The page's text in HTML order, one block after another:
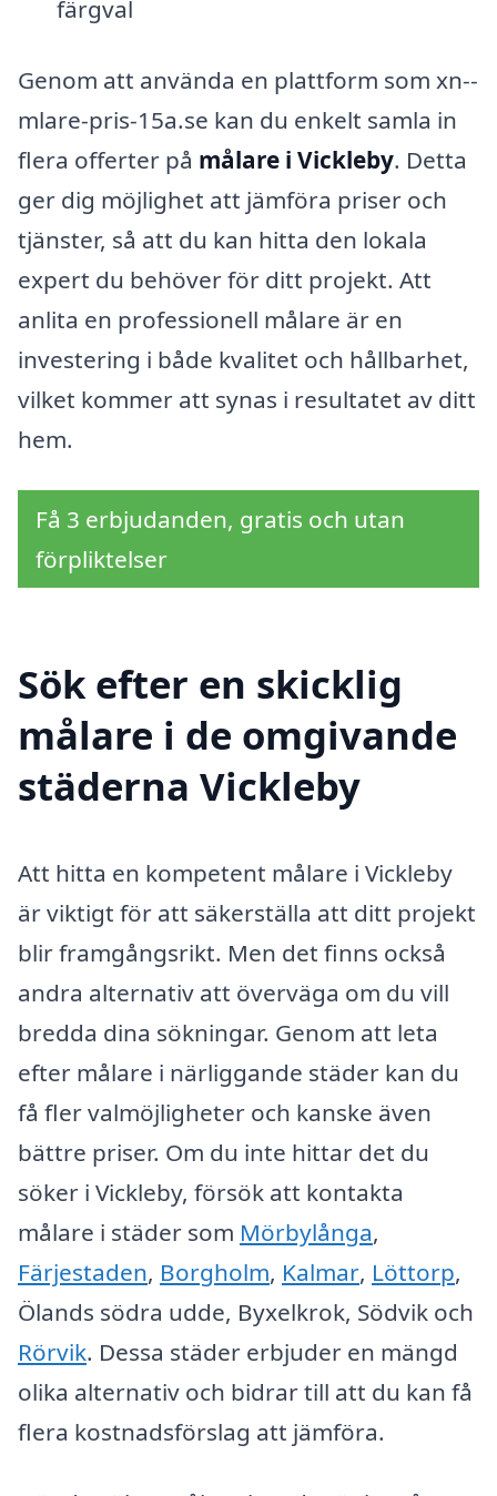
färgval
Genom att använda en plattform som xn--
mlare-pris-15a.se kan du enkelt samla in
flera offerter på målare i Vickleby. Detta
ger dig möjlighet att jämföra priser och
tjänster, så att du kan hitta den lokala
expert du behöver för ditt projekt. Att
anlita en professionell målare är en
investering i både kvalitet och hållbarhet,
vilket kommer att synas i resultatet av ditt
hem.
Få 3 erbjudanden, gratis och utan
förpliktelser
Sök efter en skicklig
målare i de omgivande
städerna Vickleby
Att hitta en kompetent målare i Vickleby
är viktigt för att säkerställa att ditt projekt
blir framgångsrikt. Men det finns också
andra alternativ att överväga om du vill
bredda dina sökningar. Genom att leta
efter målare i närliggande städer kan du
få fler valmöjligheter och kanske även
bättre priser. Om du inte hittar det du
söker i Vickleby, försök att kontakta
målare i städer som Mörbylånga,
Färjestaden, Borgholm, Kalmar, Löttorp,
Ölands södra udde, Byxelkrok, Södvik och
Rörvik. Dessa städer erbjuder en mängd
olika alternativ och bidrar till att du kan få
flera kostnadsförslag att jämföra.